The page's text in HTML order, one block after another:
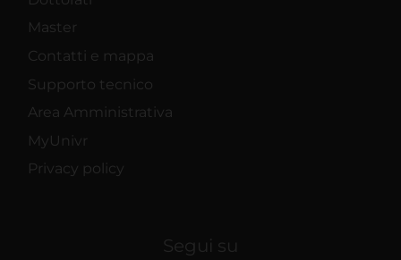
Master
Contatti e mappa
Supporto tecnico
Area Amministrativa
MyUnivr
Privacy policy
Segui su